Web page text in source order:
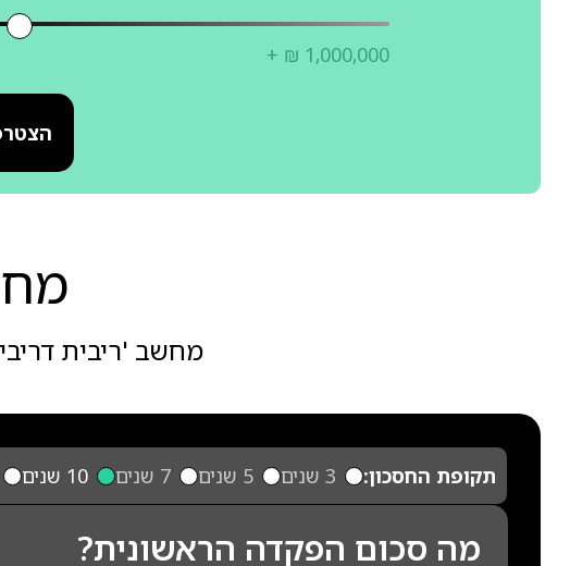
+ ₪ 1,000,000
מחשב 'ריבית
תקופת החסכון: 3 שנים 5 שנים 7 שנים 10 שנים
מה סכום הפקדה הראשונית?